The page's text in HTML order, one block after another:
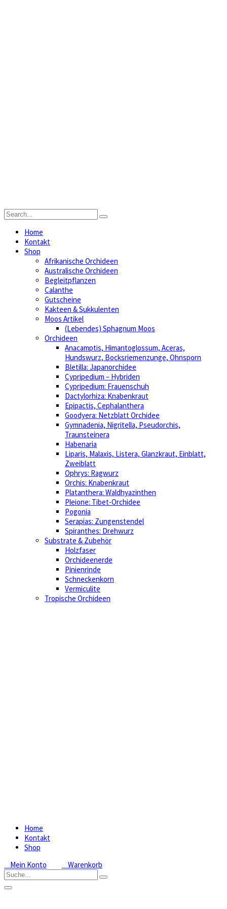
Home
Kontakt
Shop
Afrikanische Orchideen
Australische Orchideen
Begleitpflanzen
Calanthe
Gutscheine
Kakteen & Sukkulenten
Moos Artikel
(Lebendes) Sphagnum Moos
Orchideen
Anacamptis, Himantoglossum, Aceras,
Hundswurz, Bocksriemenzunge, Ohnsporn
Bletilla: Japanorchidee
Cypripedium – Hybriden
Cypripedium: Frauenschuh
Dactylorhiza: Knabenkraut
Epipactis, Cephalanthera
Goodyera: Netzblatt Orchidee
Gymnadenia, Nigritella, Pseudorchis,
Traunsteinera
Habenaria
Liparis, Malaxis, Listera, Glanzkraut, Einblatt,
Zweiblatt
Ophrys: Ragwurz
Orchis: Knabenkraut
Platanthera: Waldhyazinthen
Pleione: Tibet-Orchidee
Pogonia
Serapias: Zungenstendel
Spiranthes: Drehwurz
Substrate & Zubehör
Holzfaser
Orchideenerde
Pinienrinde
Schneckenkorn
Vermiculite
Tropische Orchideen
Home
Kontakt
Shop
Mein Konto
Warenkorb